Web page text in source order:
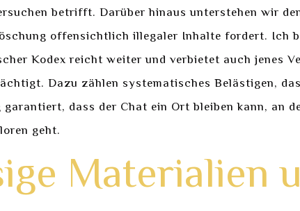
betrifft. Darüber hinaus unterstehen wir
offensichtlich illegaler Inhalte fordert. Ich
Kodex reicht weiter und verbietet auch jenes
Dazu zählen systematisches Belästigen,
dass der Chat ein Ort bleiben kann, an
geht.
Materialien